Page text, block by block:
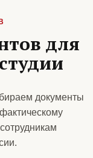
для
документы